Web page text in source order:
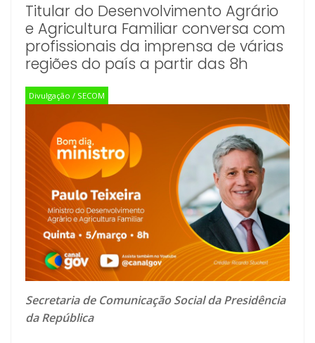
Titular do Desenvolvimento Agrário
e Agricultura Familiar conversa com
profissionais da imprensa de várias
regiões do país a partir das 8h
Divulgação / SECOM
Secretaria de Comunicação Social da Presidência
da República